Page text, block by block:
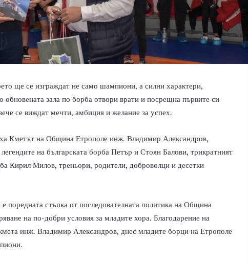
ще се изграждат не само шампиони, а силни характери,
зала по борба отвори врати и посрещна първите си
се виждат мечти, амбиция и желание за успех.
Кметът на Община Етрополе инж. Владимир Александров,
на българската борба Петър и Стоян Балови, трикратният
Кирил Милов, треньори, родители, доброволци и десетки
поредната стъпка от последователната политика на Община
на по-добри условия за младите хора. Благодарение на
инж. Владимир Александров, днес младите борци на Етрополе